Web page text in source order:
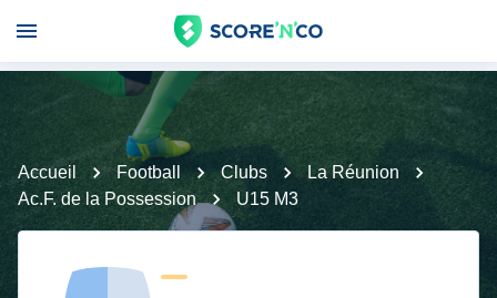
Accueil Football Clubs
La Réunion
Ac.F. de la Possession
U15 M3